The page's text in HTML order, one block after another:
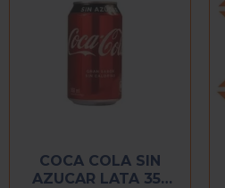
COCA COLA SIN
AZUCAR LATA 355